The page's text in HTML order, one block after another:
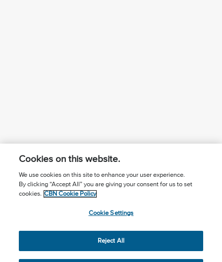
¿Conoces a Jesús?
Suscríbase al boletín
Seguir Mundo Cristiano
Terms of Use
Cookie Settings
Cookies on this website.
We use cookies on this site to enhance your user experience.
By clicking “Accept All” you are giving your consent for us to set
cookies. CBN Cookie Policy
Cookie Settings
Reject All